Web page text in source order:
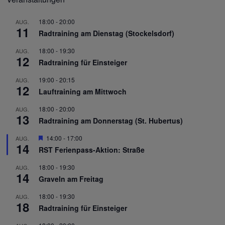
AUG.
11
18:00 -20:00
Radtraining am Dienstag (Stockelsdorf)
AUG.
12
18:00 - 19:30
Radtraining für Einsteiger
AUG.
12
19:00 -20:15
Lauftraining am Mittwoch
AUG.
13
18:00 -20:00
Radtraining am Donnerstag (St. Hubertus)
AUG.
14
Hervorgehoben
14:00 - 17:00
RST Ferienpass-Aktion: Straße
AUG.
14
18:00 - 19:30
Graveln am Freitag
AUG.
18
18:00 - 19:30
Radtraining für Einsteiger